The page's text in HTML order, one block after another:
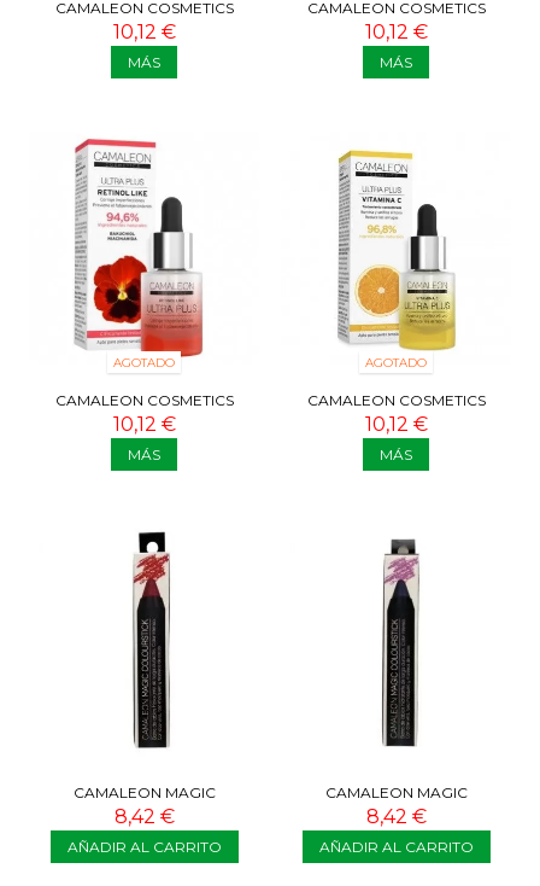
CAMALEON COSMETICS
SÉRUM ULTRA PLUS
HIALURÓNICO 15 ML
10,12 €
MÁS
CAMALEON COSMETICS
SÉRUM ULTRA PLUS LÁCTICO Y
GLICÓLICO...
10,12 €
MÁS
AGOTADO
CAMALEON COSMETICS
SÉRUM ULTRA PLUS RETINOL
LIKE 15 ML
10,12 €
MÁS
AGOTADO
CAMALEON COSMETICS
SÉRUM ULTRA PLUS VITAMINA
C 15 ML
10,12 €
MÁS
CAMALEON MAGIC
COLOURSTICK ROJO
8,42 €
AÑADIR AL CARRITO
CAMALEON MAGIC
COLOURSTICK GRIS
8,42 €
AÑADIR AL CARRITO